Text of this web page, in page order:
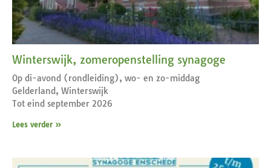
Winterswijk, zomeropenstelling synagoge
Op di-avond (rondleiding), wo- en zo-middag
Gelderland, Winterswijk
Tot eind september 2026
Lees verder »